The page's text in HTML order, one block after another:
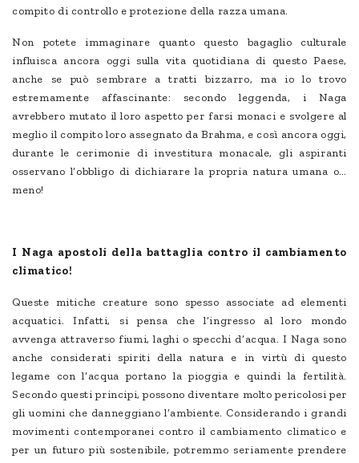
compito di controllo e protezione della razza umana.
Non potete immaginare quanto questo bagaglio culturale
influisca ancora oggi sulla vita quotidiana di questo Paese,
anche se può sembrare a tratti bizzarro, ma io lo trovo
estremamente affascinante: secondo leggenda, i Naga
avrebbero mutato il loro aspetto per farsi monaci e svolgere al
meglio il compito loro assegnato da Brahma, e così ancora oggi,
durante le cerimonie di investitura monacale, gli aspiranti
osservano l’obbligo di dichiarare la propria natura umana o…
meno!
I Naga apostoli della battaglia contro il cambiamento
climatico!
Queste mitiche creature sono spesso associate ad elementi
acquatici. Infatti, si pensa che l’ingresso al loro mondo
avvenga attraverso fiumi, laghi o specchi d’acqua. I Naga sono
anche considerati spiriti della natura e in virtù di questo
legame con l’acqua portano la pioggia e quindi la fertilità.
Secondo questi principi, possono diventare molto pericolosi per
gli uomini che danneggiano l’ambiente. Considerando i grandi
movimenti contemporanei contro il cambiamento climatico e
per un futuro più sostenibile, potremmo seriamente prendere